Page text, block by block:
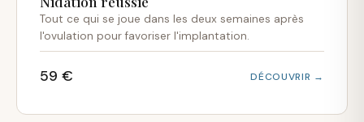
Tout ce qui se joue dans les deux semaines après
l'ovulation pour favoriser l'implantation.
59 € DÉCOUVRIR →